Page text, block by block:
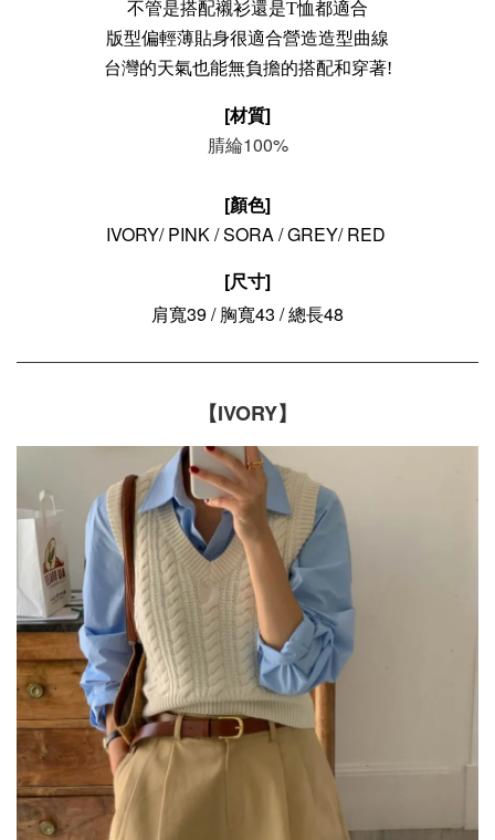
不管是搭配襯衫還是T恤都適合
版型偏輕薄貼身很適合營造造型曲線
台灣的天氣也能無負擔的搭配和穿著!
[材質]
腈綸100%
[顏色]
IVORY/ PINK / SORA / GREY/ RED
[尺寸]
肩寬39 / 胸寬43 / 總長48
【IVORY】